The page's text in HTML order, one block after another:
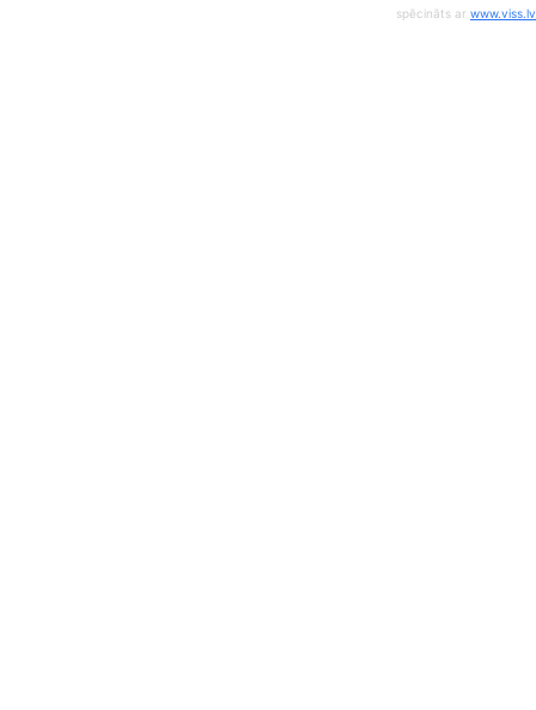
spēcināts ar www.viss.lv